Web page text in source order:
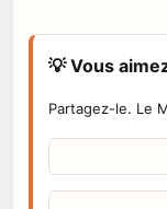
💡 Vous
Partagez-le. Le